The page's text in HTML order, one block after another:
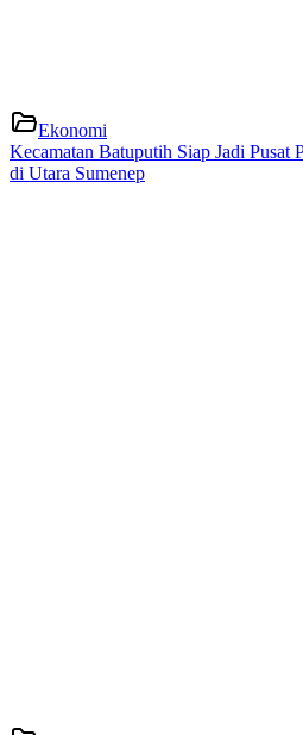
Ekonomi
Kecamatan Batuputih Siap Jadi Pusat
di Utara Sumenep